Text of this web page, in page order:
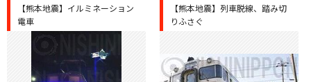
【熊本地震】イルミネーション
電車
【熊本地震】列車脱線、踏み切
りふさぐ